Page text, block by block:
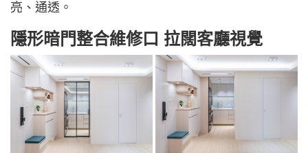
亮、通透。
隱形暗門整合維修口 拉闊客廳視覺